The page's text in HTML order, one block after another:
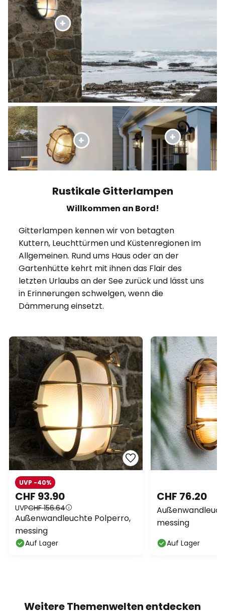
Rustikale Gitterlampen
Willkommen an Bord!
Gitterlampen kennen wir von betagten
Kuttern, Leuchttürmen und Küstenregionen im
Allgemeinen. Rund ums Haus oder an der
Gartenhütte kehrt mit ihnen das Flair des
letzten Urlaubs an der See zurück und lässt uns
in Erinnerungen schwelgen, wenn die
Dämmerung einsetzt.
CHF 93.90
UVPCHF 156.64
UVP -40%
Außenwandleuchte Polperro,
messing
Auf Lager
CHF 76.20
messing
Auf Lager
Weitere Themenwelten entdecken